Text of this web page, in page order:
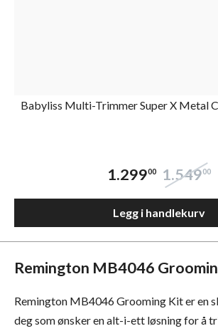
Babyliss Multi-Trimmer Super X Metal
1.29900 1.54900
Legg i handlekurv
Remington MB4046
Remington MB4046 Grooming Kit er en
deg som ønsker en alt-i-ett løsning for å